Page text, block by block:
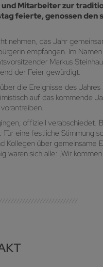
Mitarbeiter zur
feierte, genossen
nehmen, das Jahr
empfangen. Im
Markus
der Feier gewürdigt.
die Ereignisse des
auf das kommende
offiziell verabschiedet.
eine festliche Stimmung
über gemeinsame
sich alle: „Wir